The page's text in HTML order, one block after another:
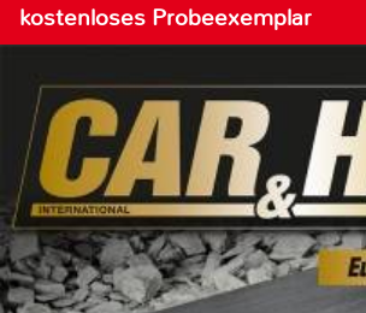
kostenloses Probeexemplar